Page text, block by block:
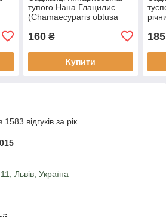
тупого Нана Глацилис
(Chamaecyparis obtusa
160₴
Купити
185
відгуків за рік
Львів, Україна